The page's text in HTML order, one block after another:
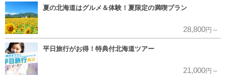
夏の北海道はグルメ＆体験！夏限定の満喫プラン
28,800円～
平日旅行がお得！特典付北海道ツアー
21,000円～